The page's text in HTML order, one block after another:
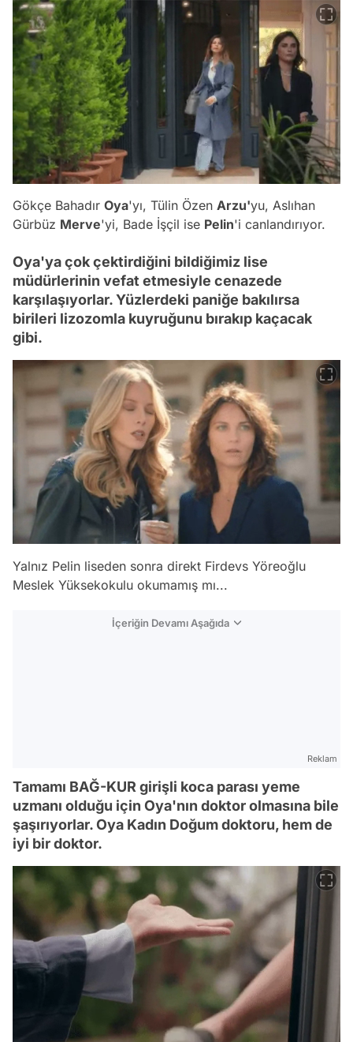
Gökçe Bahadır Oya'yı, Tülin Özen Arzu'yu, Aslıhan
Gürbüz Merve'yi, Bade İşçil ise Pelin'i canlandırıyor.
Oya'ya çok çektirdiğini bildiğimiz lise
müdürlerinin vefat etmesiyle cenazede
karşılaşıyorlar. Yüzlerdeki paniğe bakılırsa
birileri lizozomla kuyruğunu bırakıp kaçacak
gibi.
Yalnız Pelin liseden sonra direkt Firdevs Yöreoğlu
Meslek Yüksekokulu okumamış mı...
İçeriğin Devamı Aşağıda
Reklam
Tamamı BAĞ-KUR girişli koca parası yeme
uzmanı olduğu için Oya'nın doktor olmasına bile
şaşırıyorlar. Oya Kadın Doğum doktoru, hem de
iyi bir doktor.